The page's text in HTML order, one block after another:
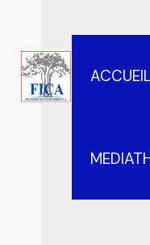
contenu
ACCUEIL